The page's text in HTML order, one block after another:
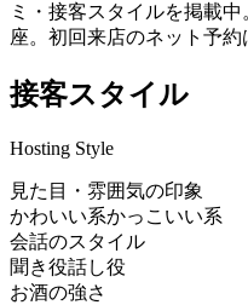
ミ・接客スタイルを掲載
座。初回来店のネット予約
接客スタイル
Hosting Style
見た目・雰囲気の印象
かわいい系かっこいい系
会話のスタイル
聞き役話し役
お酒の強さ